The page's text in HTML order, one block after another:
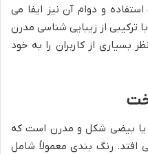
و دوام آن نیز ایفا می
کند. سرخ کن تفال مدل FZ711867 با ترکیبی از زیبایی شناسی مدرن
بسیاری از کاربران را به خود
یا بیضی شکل و مدرن است که
افتد. رنگ بندی معمولاً شامل